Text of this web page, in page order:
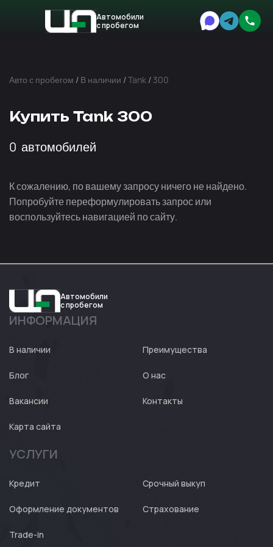
Автомобили
с пробегом
Авто с пробегом / В наличии /Tank / 300
Купить Tank 300
0 автомобилей
К сожалению, по вашему запросу ничего не найдено.
Попробуйте переформулировать запрос или
воспользуйтесь навигацией по сайту.
Авто
Автомобили
с пробегом
ИНФОРМАЦИЯ
В наличии Преимущества
Блог О нас
Вакансии Контакты
Карта сайта
УСЛУГИ
Кредит Срочный выкуп
Оформление документов Страхование
Trade-in